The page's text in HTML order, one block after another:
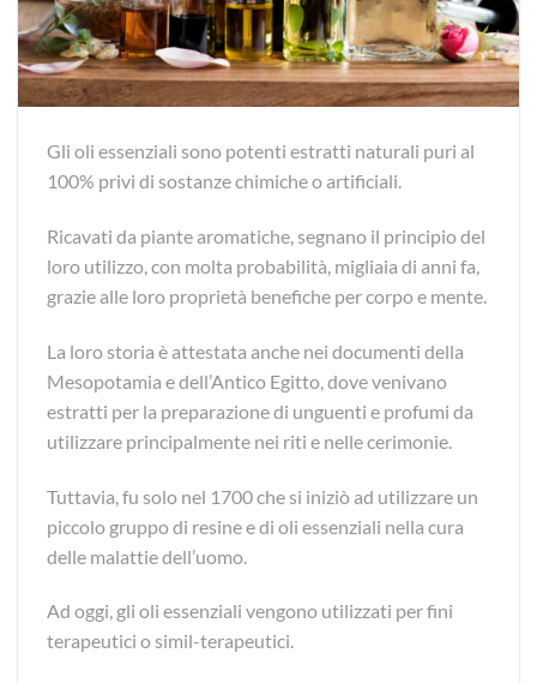
Gli oli essenziali sono potenti estratti naturali puri al
100% privi di sostanze chimiche o artificiali.
Ricavati da piante aromatiche, segnano il principio del
loro utilizzo, con molta probabilità, migliaia di anni fa,
grazie alle loro proprietà benefiche per corpo e mente.
La loro storia è attestata anche nei documenti della
Mesopotamia e dell’Antico Egitto, dove venivano
estratti per la preparazione di unguenti e profumi da
utilizzare principalmente nei riti e nelle cerimonie.
Tuttavia, fu solo nel 1700 che si iniziò ad utilizzare un
piccolo gruppo di resine e di oli essenziali nella cura
delle malattie dell’uomo.
Ad oggi, gli oli essenziali vengono utilizzati per fini
terapeutici o simil-terapeutici.